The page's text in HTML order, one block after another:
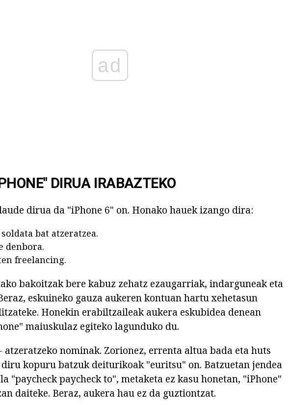
ad
DIRUA IRABAZTEKO
dirua da "iPhone 6" on. Honako hauek izango dira:
bat atzeratzea.
denbora.
freelancing.
bakoitzak bere kabuz zehatz ezaugarriak, indarguneak eta
eskuineko gauza aukeren kontuan hartu xehetasun
Honekin erabiltzaileak aukera eskubidea denean
maiuskulaz egiteko lagunduko du.
nominak. Zorionez, errenta altua bada eta huts
kopuru batzuk deiturikoak "euritsu" on. Batzuetan jendea
"paycheck paycheck to", metaketa ez kasu honetan, "iPhone"
daiteke. Beraz, aukera hau ez da guztiontzat.